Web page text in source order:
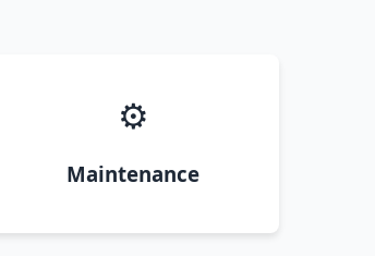
⚙️
Maintenance